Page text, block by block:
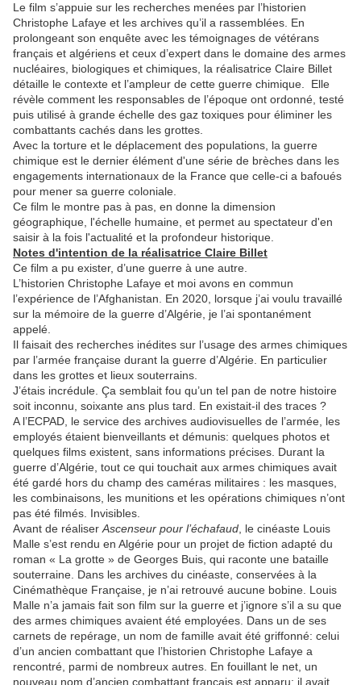
Le film s’appuie sur les recherches menées par l’historien
Christophe Lafaye et les archives qu’il a rassemblées. En
prolongeant son enquête avec les témoignages de vétérans
français et algériens et ceux d’expert dans le domaine des armes
nucléaires, biologiques et chimiques, la réalisatrice Claire Billet
détaille le contexte et l’ampleur de cette guerre chimique. Elle
révèle comment les responsables de l’époque ont ordonné, testé
puis utilisé à grande échelle des gaz toxiques pour éliminer les
combattants cachés dans les grottes.
Avec la torture et le déplacement des populations, la guerre
chimique est le dernier élément d'une série de brèches dans les
engagements internationaux de la France que celle-ci a bafoués
pour mener sa guerre coloniale.
Ce film le montre pas à pas, en donne la dimension
géographique, l'échelle humaine, et permet au spectateur d'en
saisir à la fois l'actualité et la profondeur historique.
Notes d'intention de la réalisatrice Claire Billet
Ce film a pu exister, d’une guerre à une autre.
L’historien Christophe Lafaye et moi avons en commun
l’expérience de l’Afghanistan. En 2020, lorsque j’ai voulu travaillé
sur la mémoire de la guerre d’Algérie, je l’ai spontanément
appelé.
Il faisait des recherches inédites sur l’usage des armes chimiques
par l’armée française durant la guerre d’Algérie. En particulier
dans les grottes et lieux souterrains.
J’étais incrédule. Ça semblait fou qu’un tel pan de notre histoire
soit inconnu, soixante ans plus tard. En existait-il des traces ?
A l’ECPAD, le service des archives audiovisuelles de l’armée, les
employés étaient bienveillants et démunis: quelques photos et
quelques films existent, sans informations précises. Durant la
guerre d’Algérie, tout ce qui touchait aux armes chimiques avait
été gardé hors du champ des caméras militaires : les masques,
les combinaisons, les munitions et les opérations chimiques n’ont
pas été filmés. Invisibles.
Avant de réaliser Ascenseur pour l’échafaud , le cinéaste Louis
Malle s’est rendu en Algérie pour un projet de fiction adapté du
roman « La grotte » de Georges Buis, qui raconte une bataille
souterraine. Dans les archives du cinéaste, conservées à la
Cinémathèque Française, je n’ai retrouvé aucune bobine. Louis
Malle n’a jamais fait son film sur la guerre et j’ignore s’il a su que
des armes chimiques avaient été employées. Dans un de ses
carnets de repérage, un nom de famille avait été griffonné: celui
d’un ancien combattant que l’historien Christophe Lafaye a
rencontré, parmi de nombreux autres. En fouillant le net, un
nouveau nom d’ancien combattant français est apparu: il avait